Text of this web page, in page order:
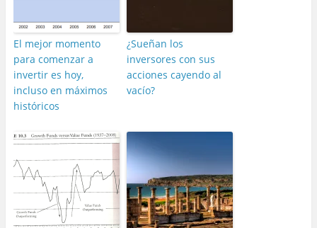
El mejor momento
para comenzar a
invertir es hoy,
incluso en máximos
históricos
¿Sueñan los
inversores con sus
acciones cayendo al
vacío?